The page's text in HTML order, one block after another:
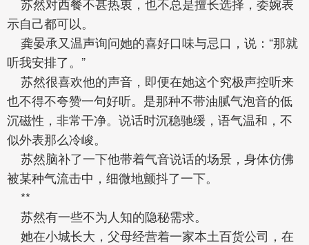
示自己都可以。
龚晏承又温声询问她的喜好口味与忌口，说：“那就
听我安排了。”
苏然很喜欢他的声音，即便在她这个究极声控听来
也不得不夸赞一句好听。是那种不带油腻气泡音的低
沉磁性，非常干净。说话时沉稳驰缓，语气温和，不
似外表那么冷峻。
苏然脑补了一下他带着气音说话的场景，身体仿佛
被某种气流击中，细微地颤抖了一下。
**
苏然有一些不为人知的隐秘需求。
她在小城长大，父母经营着一家本土百货公司，在